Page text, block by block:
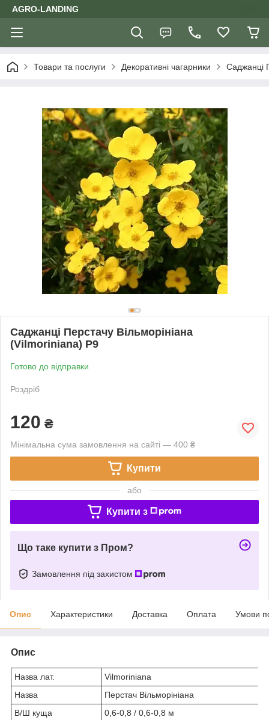
AGRO-LANDING
Товари та послуги Декоративні чагарники Саджанці
Саджанці Перстачу Вільморініана
(Vilmoriniana) Р9
Готово до відправки
Роздріб
120 ₴
Мінімальна сума замовлення на сайті — 400 ₴
Купити
або
Купити з
Що таке купити з Пром?
Замовлення під захистом
Опис Характеристики Доставка Оплата Умови
Опис
Назва лат.
Vilmoriniana
Назва
Перстач Вільморініана
В/Ш куща
0,6-0,8 / 0,6-0,8 м